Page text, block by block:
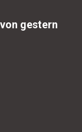
gestern